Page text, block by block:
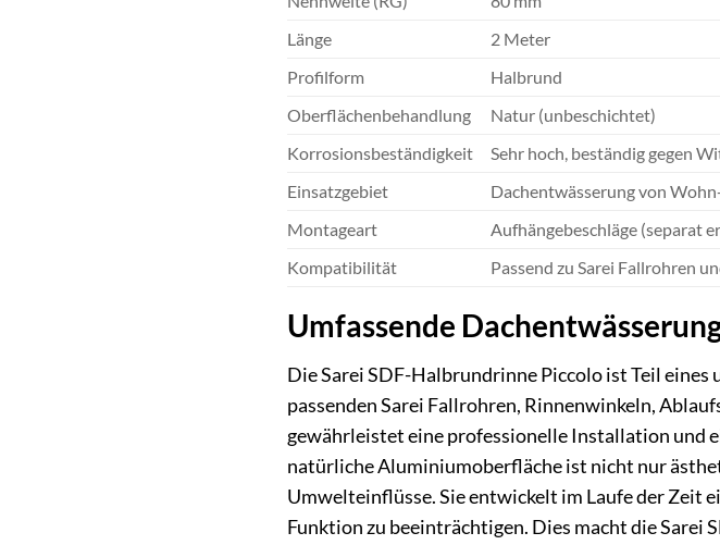
Länge
2 Meter
Profilform
Halbrund
Oberflächenbehandlung
Natur (unbeschichtet)
Korrosionsbeständigkeit
Sehr hoch, beständig gegen
Einsatzgebiet
Dachentwässerung von
Montageart
Aufhängebeschläge (separat
Kompatibilität
Passend zu Sarei Fallrohren
Umfassende
Die Sarei SDF-Halbrundrinne Piccolo ist Teil
passenden Sarei Fallrohren, Rinnenwinkeln,
gewährleistet eine professionelle Installation und
natürliche Aluminiumoberfläche ist nicht nur
Umwelteinflüsse. Sie entwickelt im Laufe der Zeit
Funktion zu beeinträchtigen. Dies macht die